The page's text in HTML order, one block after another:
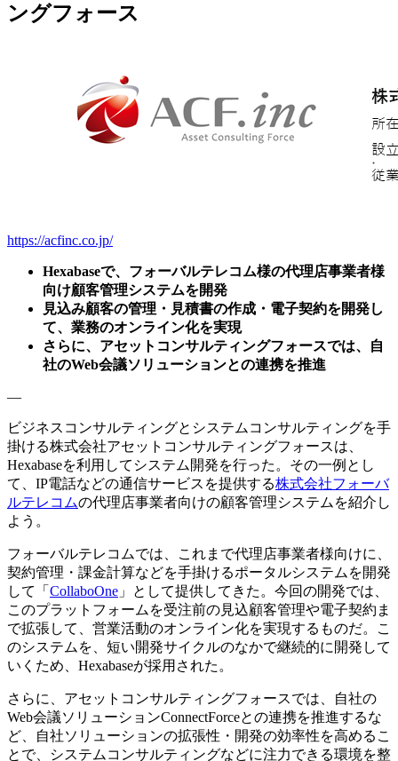
ングフォース
https://acfinc.co.jp/
Hexabaseで、フォーバルテレコム様の代理店事業者様
向け顧客管理システムを開発
見込み顧客の管理・見積書の作成・電子契約を開発し
て、業務のオンライン化を実現
さらに、アセットコンサルティングフォースでは、自
社のWeb会議ソリューションとの連携を推進
—
ビジネスコンサルティングとシステムコンサルティングを手
掛ける株式会社アセットコンサルティングフォースは、
Hexabaseを利用してシステム開発を行った。その一例とし
て、IP電話などの通信サービスを提供する株式会社フォーバ
ルテレコムの代理店事業者向けの顧客管理システムを紹介し
よう。
フォーバルテレコムでは、これまで代理店事業者様向けに、
契約管理・課金計算などを手掛けるポータルシステムを開発
して「 CollaboOne 」として提供してきた。今回の開発では、
このプラットフォームを受注前の見込顧客管理や電子契約ま
で拡張して、営業活動のオンライン化を実現するものだ。こ
のシステムを、短い開発サイクルのなかで継続的に開発して
いくため、Hexabaseが採用された。
さらに、アセットコンサルティングフォースでは、自社の
Web会議ソリューションConnectForceとの連携を推進するな
ど、自社ソリューションの拡張性・開発の効率性を高めるこ
とで、システムコンサルティングなどに注力できる環境を整